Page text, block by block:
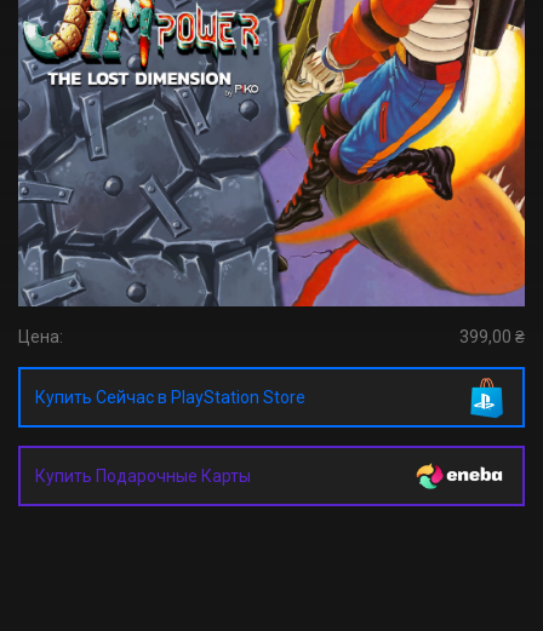
Цена: 399,00 ₴
Купить Сейчас в PlayStation Store
Купить Подарочные Карты